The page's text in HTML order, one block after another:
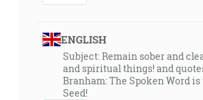
ENGLISH
Subject: Remain sober and
and spiritual things! and
Branham: The Spoken Word
Seed!